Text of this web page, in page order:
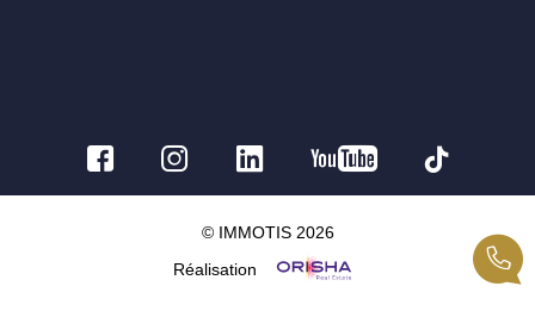
© IMMOTIS 2026
Réalisation